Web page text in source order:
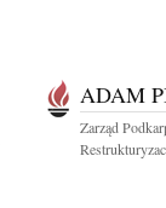
ADAM
Zarząd